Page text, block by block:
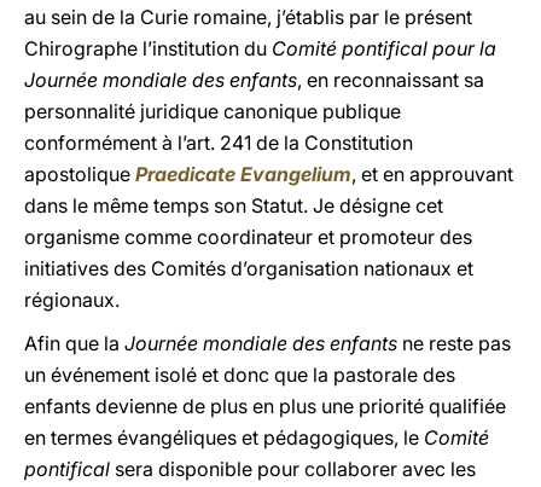
au sein de la Curie romaine, j’établis par le présent
Chirographe l’institution du Comité pontifical pour la
Journée mondiale des enfants, en reconnaissant sa
personnalité juridique canonique publique
conformément à l’art. 241 de la Constitution
apostolique Praedicate Evangelium, et en approuvant
dans le même temps son Statut. Je désigne cet
organisme comme coordinateur et promoteur des
initiatives des Comités d’organisation nationaux et
régionaux.
Afin que la Journée mondiale des enfants ne reste pas
un événement isolé et donc que la pastorale des
enfants devienne de plus en plus une priorité qualifiée
en termes évangéliques et pédagogiques, le Comité
pontifical sera disponible pour collaborer avec les